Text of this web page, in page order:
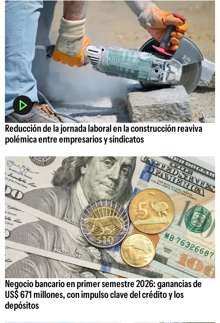
Reducción de la jornada laboral en la construcción reaviva
polémica entre empresarios y sindicatos
Negocio bancario en primer semestre 2026: ganancias de
US$ 671 millones, con impulso clave del crédito y los
depósitos